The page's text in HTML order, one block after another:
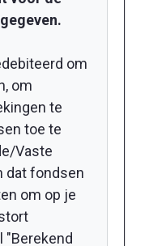
om
om
te
toe te
Vaste
dat fondsen
om op je
"Berekend